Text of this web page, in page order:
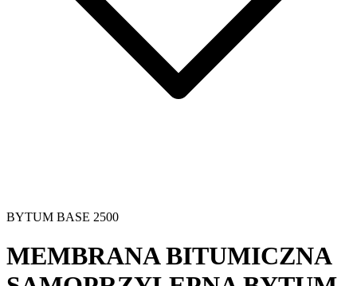
BYTUM BASE 2500
MEMBRANA BITUMICZNA